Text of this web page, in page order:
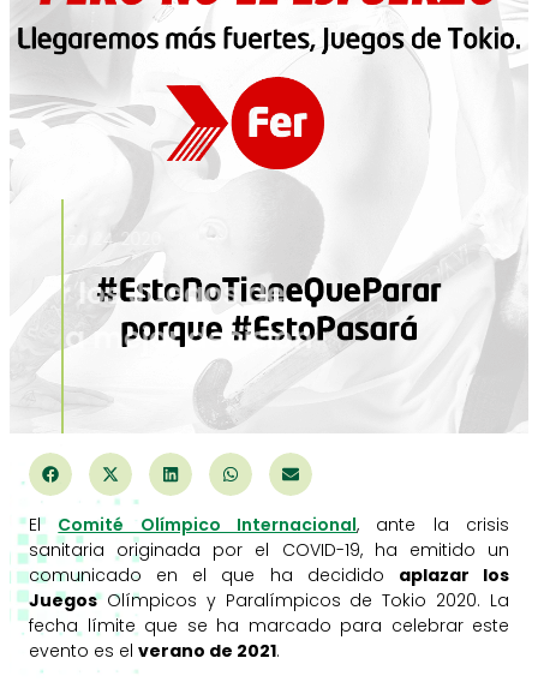
marzo 24, 2020
“Retrasar los Juegos de
Tokio es la mejor decisión
posible”
El Comité Olímpico Internacional, ante la crisis
sanitaria originada por el COVID-19, ha emitido un
comunicado en el que ha decidido aplazar los
JuegosOlímpicos y Paralímpicos de Tokio 2020. La
fecha límite que se ha marcado para celebrar este
evento es el verano de 2021.